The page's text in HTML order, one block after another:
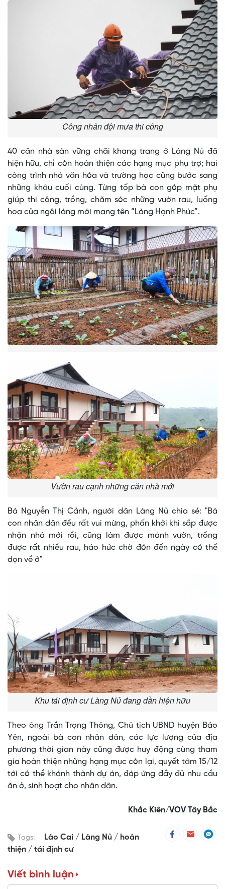
Công nhân đội mưa thi công
40 căn nhà sàn vững chãi khang trang ở Làng Nủ đã
hiện hữu, chỉ còn hoàn thiện các hạng mục phụ trợ; hai
công trình nhà văn hóa và trường học cũng bước sang
những khâu cuối cùng. Từng tốp bà con góp mặt phụ
giúp thi công, trồng, chăm sóc những vườn rau, luống
hoa của ngôi làng mới mang tên “Làng Hạnh Phúc”.
Vườn rau cạnh những căn nhà mới
Bà Nguyễn Thị Cảnh, người dân Làng Nủ chia sẻ: "Bà
con nhân dân đều rất vui mừng, phấn khởi khi sắp được
nhận nhà mới rồi, cũng làm được mảnh vườn, trồng
được rất nhiều rau, háo hức chờ đón đến ngày có thể
dọn về ở"
Khu tái định cư Làng Nủ đang dần hiện hữu
Theo ông Trần Trọng Thông, Chủ tịch UBND huyện Bảo
Yên, ngoài bà con nhân dân, các lực lượng của địa
phương thời gian này cũng được huy động cùng tham
gia hoàn thiện những hạng mục còn lại, quyết tâm 15/12
tới có thể khánh thành dự án, đáp ứng đầy đủ nhu cầu
ăn ở, sinh hoạt cho nhân dân.
Khắc Kiên/VOV Tây Bắc
Tags: Lào Cai Làng Nủ
hoàn
thiện
tái định cư
Viết bình luận